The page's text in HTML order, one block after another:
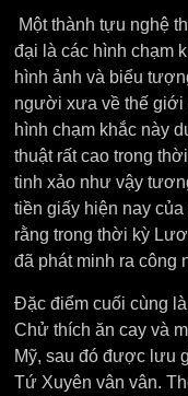
Một thành tựu nghệ
đại là các hình chạm
hình ảnh và biểu
người xưa về thế
hình chạm khắc này
thuật rất cao trong
tinh xảo như vậy
tiền giấy hiện nay
rằng trong thời kỳ
đã phát minh ra công
Đặc điểm cuối cùng
Chử thích ăn cay và
Mỹ, sau đó được lưu
Tứ Xuyên vân vân.